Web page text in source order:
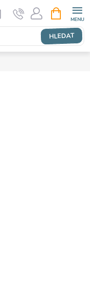
HLEDAT
NÁKUPNÍ
KOŠÍK